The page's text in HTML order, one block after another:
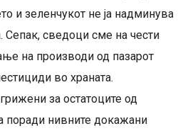
и зеленчукот не ја надминува
Сепак, сведоци сме на чести
на производи од пазарот
во храната.
за остатоците од
поради нивните докажани